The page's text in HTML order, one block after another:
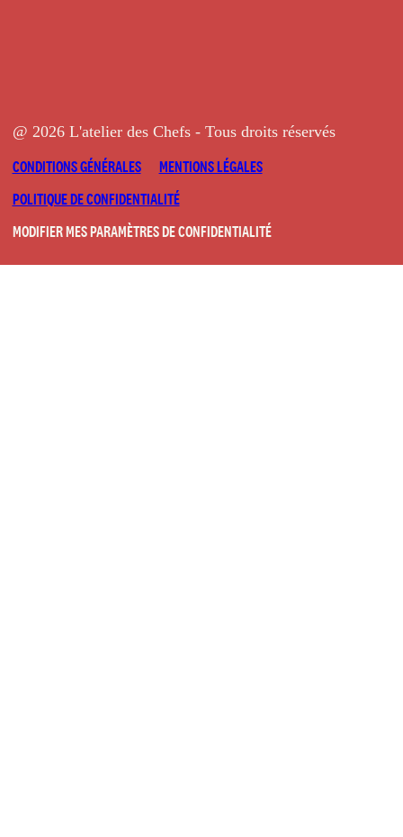
@ 2026 L'atelier des Chefs - Tous droits réservés
CONDITIONS GÉNÉRALES
MENTIONS LÉGALES
POLITIQUE DE CONFIDENTIALITÉ
MODIFIER MES PARAMÈTRES DE CONFIDENTIALITÉ